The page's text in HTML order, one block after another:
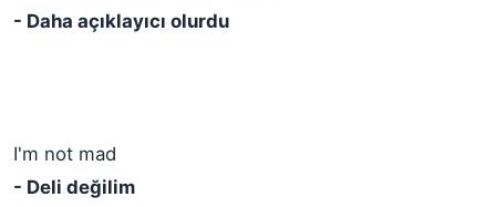
- Daha açıklayıcı olurdu
I'm not mad
- Deli değilim